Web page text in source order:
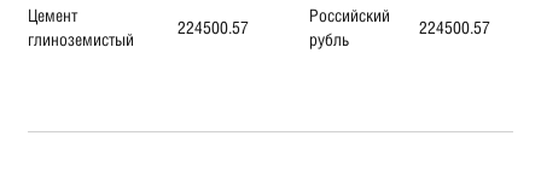
Цемент
глиноземистый
224500.57
Российский
рубль
224500.57